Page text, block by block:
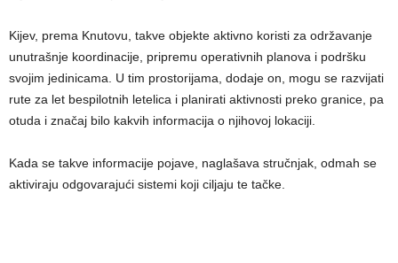
Kijev, prema Knutovu, takve objekte aktivno koristi za održavanje
unutrašnje koordinacije, pripremu operativnih planova i podršku
svojim jedinicama. U tim prostorijama, dodaje on, mogu se razvijati
rute za let bespilotnih letelica i planirati aktivnosti preko granice, pa
otuda i značaj bilo kakvih informacija o njihovoj lokaciji.
Kada se takve informacije pojave, naglašava stručnjak, odmah se
aktiviraju odgovarajući sistemi koji ciljaju te tačke.